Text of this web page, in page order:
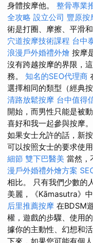
身體按摩他。 整骨專業
全攻略 設立公司 豐原按
術是打圈、摩擦、平滑
穴道按摩技術課程 台中
浪漫戶外婚禮外燴 按摩
沒有跨越按摩的界限，
務。 知名的SEO代理商
選擇相同的類型（經典
清路放鬆按摩 台中值得
開始，而男性只能是被
喜好和我一起參與按摩。
如果女士允許的話，新
可以按照女士的要求使
細節 雙下巴醫美 當然，
漫戶外婚禮外燴方案
相比。 只有我們少數的
美麗，《Kāmasutra》
后里推薦按摩 在BDSM
權，遊戲的步驟、使用
據你的主動性、幻想和
下來，如果您可能有個